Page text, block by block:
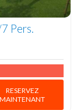
Pers.
RESERVEZ
MAINTENANT